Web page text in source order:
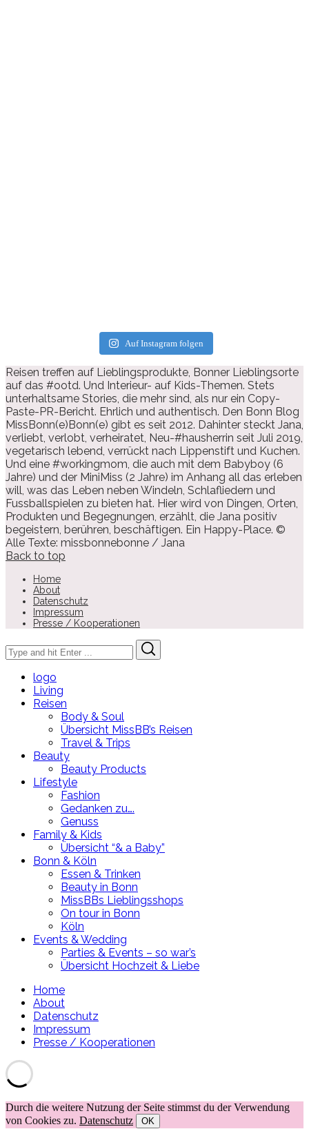
Auf Instagram folgen
Reisen treffen auf Lieblingsprodukte, Bonner Lieblingsorte
auf das #ootd. Und Interieur- auf Kids-Themen. Stets
unterhaltsame Stories, die mehr sind, als nur ein Copy-
Paste-PR-Bericht. Ehrlich und authentisch. Den Bonn Blog
MissBonn(e)Bonn(e) gibt es seit 2012. Dahinter steckt Jana,
verliebt, verlobt, verheiratet, Neu-#hausherrin seit Juli 2019,
vegetarisch lebend, verrückt nach Lippenstift und Kuchen.
Und eine #workingmom, die auch mit dem Babyboy (6
Jahre) und der MiniMiss (2 Jahre) im Anhang all das erleben
will, was das Leben neben Windeln, Schlafliedern und
Fussballspielen zu bieten hat. Hier wird von Dingen, Orten,
Produkten und Begegnungen, erzählt, die Jana positiv
begeistern, berühren, beschäftigen. Ein Happy-Place. ©
Alle Texte: missbonnebonne / Jana
Back to top
Home
About
Datenschutz
Impressum
Presse / Kooperationen
Search
for:
logo
Living
Reisen
Body & Soul
Übersicht MissBB’s Reisen
Travel & Trips
Beauty
Beauty Products
Lifestyle
Fashion
Gedanken zu….
Genuss
Family & Kids
Übersicht “& a Baby”
Bonn & Köln
Essen & Trinken
Beauty in Bonn
MissBBs Lieblingsshops
On tour in Bonn
Köln
Events & Wedding
Parties & Events – so war’s
Übersicht Hochzeit & Liebe
Home
About
Datenschutz
Impressum
Presse / Kooperationen
Durch die weitere Nutzung der Seite stimmst du der Verwendung
von Cookies zu. Datenschutz OK